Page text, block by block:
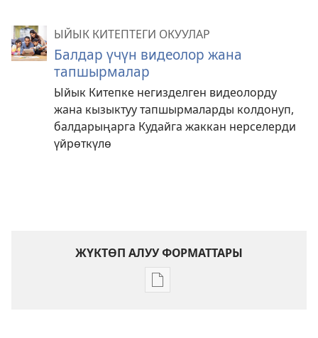
ЫЙЫК КИТЕПТЕГИ ОКУУЛАР
Балдар үчүн видеолор жана
тапшырмалар
Ыйык Китепке негизделген видеолорду
жана кызыктуу тапшырмаларды колдонуп,
балдарыңарга Кудайга жаккан нерселерди
үйрөткүлө
ЖҮКТӨП АЛУУ ФОРМАТТАРЫ
Адабиятты